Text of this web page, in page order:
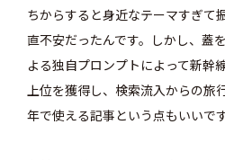
ちからすると身近なテーマすぎて
直不安だったんです。しかし、蓋
よる独自プロンプトによって新幹
上位を獲得し、検索流入からの旅
年で使える記事という点もいいで